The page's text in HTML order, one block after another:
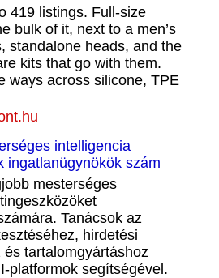
419 listings. Full-size
bulk of it, next to a men’s
standalone heads, and the
kits that go with them.
ways across silicone, TPE
intelligencia
ingatlanügynökök szám
mesterséges
Tanácsok az
hirdetési
tartalomgyártáshoz
platformok segítségével.